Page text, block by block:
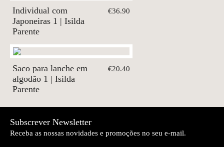
Individual com
Japoneiras 1 | Isilda
Parente
€36.90
Saco para lanche em
algodão 1 | Isilda
Parente
€20.40
Subscrever Newsletter
Receba as nossas novidades e promoções no seu e-mail.